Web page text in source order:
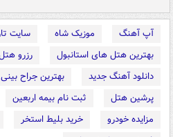
آپ آهنگ موزیک شاه
سایت
بهترین هتل های استانبول
رزرو
دانلود آهنگ جدید
بهترین جراح
پرشین هتل
ثبت نام بیمه اربعین
مزایده خودرو
خرید بلیط استخر